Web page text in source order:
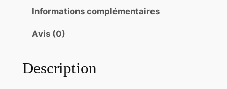
Informations complémentaires
Avis (0)
Description